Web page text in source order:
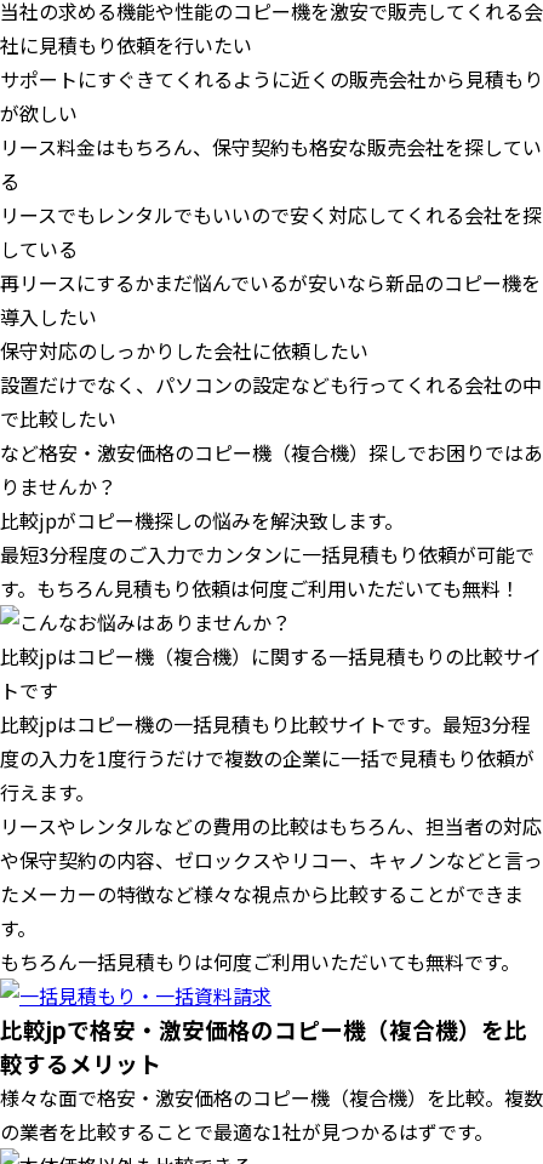
当社の求める機能や性能のコピー機を激安で販売してくれる会
社に見積もり依頼を行いたい
サポートにすぐきてくれるように近くの販売会社から見積もり
が欲しい
リース料金はもちろん、保守契約も格安な販売会社を探してい
る
リースでもレンタルでもいいので安く対応してくれる会社を探
している
再リースにするかまだ悩んでいるが安いなら新品のコピー機を
導入したい
保守対応のしっかりした会社に依頼したい
設置だけでなく、パソコンの設定なども行ってくれる会社の中
で比較したい
など格安・激安価格のコピー機（複合機）探しでお困りではあ
りませんか？
比較jpがコピー機探しの悩みを解決致します。
最短3分程度のご入力でカンタンに一括見積もり依頼が可能で
す。もちろん見積もり依頼は何度ご利用いただいても無料！
比較jpはコピー機（複合機）に関する一括見積もりの比較サイ
トです
比較jpはコピー機の一括見積もり比較サイトです。最短3分程
度の入力を1度行うだけで複数の企業に一括で見積もり依頼が
行えます。
リースやレンタルなどの費用の比較はもちろん、担当者の対応
や保守契約の内容、ゼロックスやリコー、キャノンなどと言っ
たメーカーの特徴など様々な視点から比較することができま
す。
もちろん一括見積もりは何度ご利用いただいても無料です。
比較jpで格安・激安価格のコピー機（複合機）を比
較するメリット
様々な面で格安・激安価格のコピー機（複合機）を比較。複数
の業者を比較することで最適な1社が見つかるはずです。